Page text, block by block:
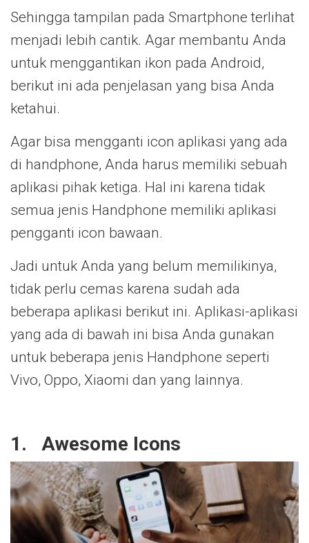
Sehingga tampilan pada Smartphone terlihat
menjadi lebih cantik. Agar membantu Anda
untuk menggantikan ikon pada Android,
berikut ini ada penjelasan yang bisa Anda
ketahui.
Agar bisa mengganti icon aplikasi yang ada
di handphone, Anda harus memiliki sebuah
aplikasi pihak ketiga. Hal ini karena tidak
semua jenis Handphone memiliki aplikasi
pengganti icon bawaan.
Jadi untuk Anda yang belum memilikinya,
tidak perlu cemas karena sudah ada
beberapa aplikasi berikut ini. Aplikasi-aplikasi
yang ada di bawah ini bisa Anda gunakan
untuk beberapa jenis Handphone seperti
Vivo, Oppo, Xiaomi dan yang lainnya.
1. Awesome Icons